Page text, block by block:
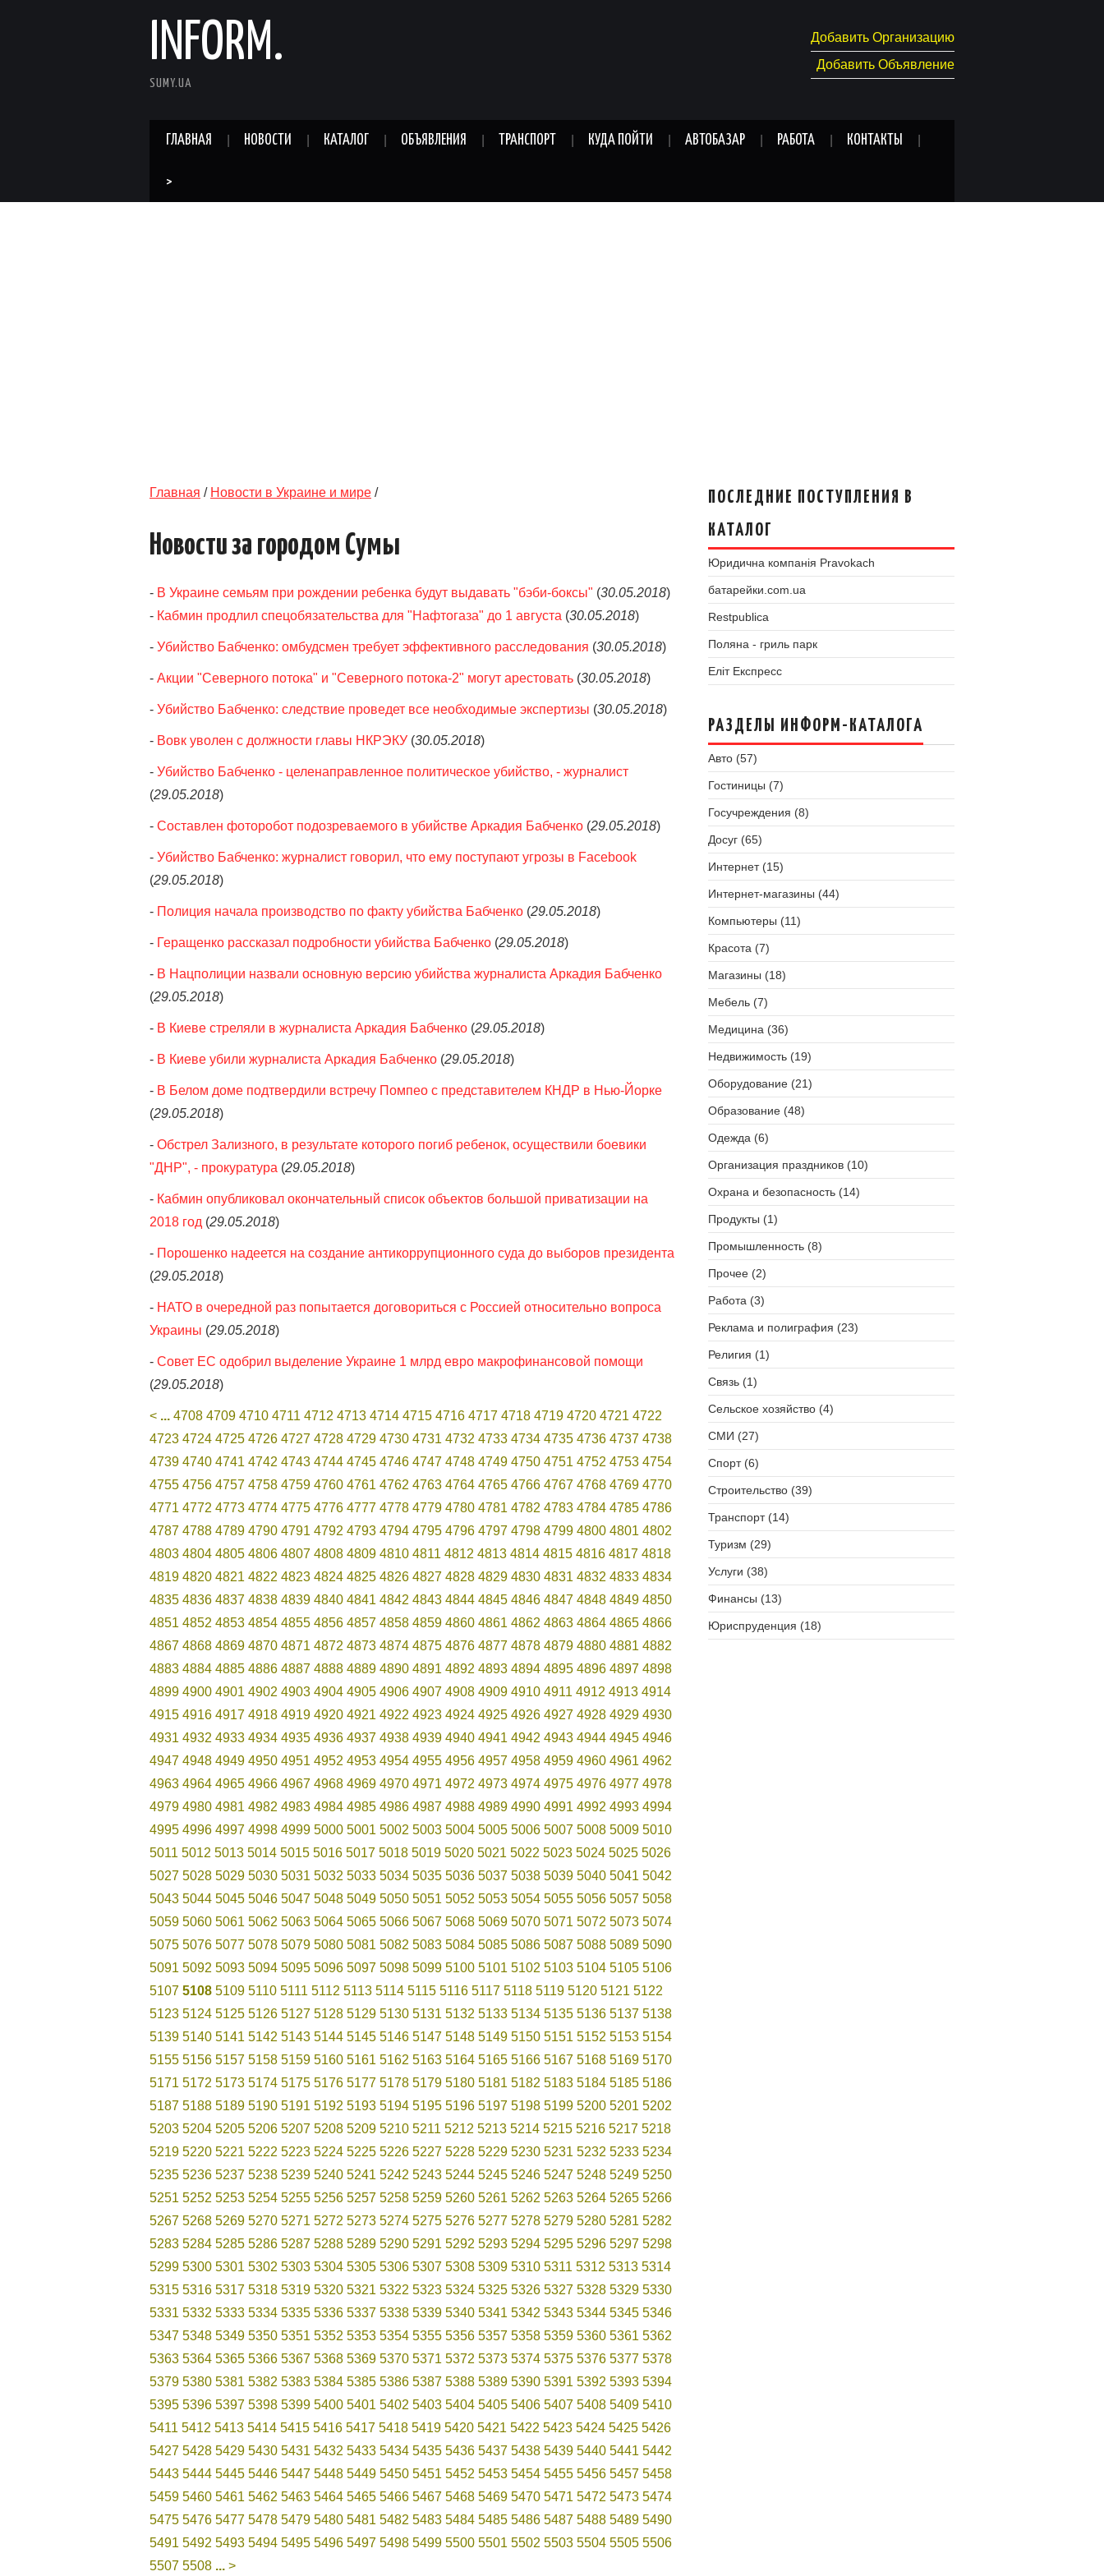
INFORM.
SUMY.UA
Добавить Организацию
Добавить Объявление
ГЛАВНАЯ НОВОСТИ КАТАЛОГ ОБЪЯВЛЕНИЯ ТРАНСПОРТ КУДА ПОЙТИ АВТОБАЗАР РАБОТА КОНТАКТЫ
>
Главная / Новости в Украине и мире /
Новости за городом Сумы
- В Украине семьям при рождении ребенка будут выдавать "бэби-боксы" (30.05.2018)
- Кабмин продлил спецобязательства для "Нафтогаза" до 1 августа (30.05.2018)
- Убийство Бабченко: омбудсмен требует эффективного расследования (30.05.2018)
- Акции "Северного потока" и "Северного потока-2" могут арестовать (30.05.2018)
- Убийство Бабченко: следствие проведет все необходимые экспертизы (30.05.2018)
- Вовк уволен с должности главы НКРЭКУ (30.05.2018)
- Убийство Бабченко - целенаправленное политическое убийство, - журналист
(29.05.2018)
- Составлен фоторобот подозреваемого в убийстве Аркадия Бабченко (29.05.2018)
- Убийство Бабченко: журналист говорил, что ему поступают угрозы в Facebook
(29.05.2018)
- Полиция начала производство по факту убийства Бабченко (29.05.2018)
- Геращенко рассказал подробности убийства Бабченко (29.05.2018)
- В Нацполиции назвали основную версию убийства журналиста Аркадия Бабченко
(29.05.2018)
- В Киеве стреляли в журналиста Аркадия Бабченко (29.05.2018)
- В Киеве убили журналиста Аркадия Бабченко (29.05.2018)
- В Белом доме подтвердили встречу Помпео с представителем КНДР в Нью-Йорке
(29.05.2018)
- Обстрел Зализного, в результате которого погиб ребенок, осуществили боевики
"ДНР", - прокуратура (29.05.2018)
- Кабмин опубликовал окончательный список объектов большой приватизации на
2018 год (29.05.2018)
- Порошенко надеется на создание антикоррупционного суда до выборов президента
(29.05.2018)
- НАТО в очередной раз попытается договориться с Россией относительно вопроса
Украины (29.05.2018)
- Совет ЕС одобрил выделение Украине 1 млрд евро макрофинансовой помощи
(29.05.2018)
< ... 4708 4709 4710 4711 4712 4713 4714 4715 4716 4717 4718 4719 4720 4721 4722
4723 4724 4725 4726 4727 4728 4729 4730 4731 4732 4733 4734 4735 4736 4737 4738
4739 4740 4741 4742 4743 4744 4745 4746 4747 4748 4749 4750 4751 4752 4753 4754
4755 4756 4757 4758 4759 4760 4761 4762 4763 4764 4765 4766 4767 4768 4769 4770
4771 4772 4773 4774 4775 4776 4777 4778 4779 4780 4781 4782 4783 4784 4785 4786
4787 4788 4789 4790 4791 4792 4793 4794 4795 4796 4797 4798 4799 4800 4801 4802
4803 4804 4805 4806 4807 4808 4809 4810 4811 4812 4813 4814 4815 4816 4817 4818
4819 4820 4821 4822 4823 4824 4825 4826 4827 4828 4829 4830 4831 4832 4833 4834
4835 4836 4837 4838 4839 4840 4841 4842 4843 4844 4845 4846 4847 4848 4849 4850
4851 4852 4853 4854 4855 4856 4857 4858 4859 4860 4861 4862 4863 4864 4865 4866
4867 4868 4869 4870 4871 4872 4873 4874 4875 4876 4877 4878 4879 4880 4881 4882
4883 4884 4885 4886 4887 4888 4889 4890 4891 4892 4893 4894 4895 4896 4897 4898
4899 4900 4901 4902 4903 4904 4905 4906 4907 4908 4909 4910 4911 4912 4913 4914
4915 4916 4917 4918 4919 4920 4921 4922 4923 4924 4925 4926 4927 4928 4929 4930
4931 4932 4933 4934 4935 4936 4937 4938 4939 4940 4941 4942 4943 4944 4945 4946
4947 4948 4949 4950 4951 4952 4953 4954 4955 4956 4957 4958 4959 4960 4961 4962
4963 4964 4965 4966 4967 4968 4969 4970 4971 4972 4973 4974 4975 4976 4977 4978
4979 4980 4981 4982 4983 4984 4985 4986 4987 4988 4989 4990 4991 4992 4993 4994
4995 4996 4997 4998 4999 5000 5001 5002 5003 5004 5005 5006 5007 5008 5009 5010
5011 5012 5013 5014 5015 5016 5017 5018 5019 5020 5021 5022 5023 5024 5025 5026
5027 5028 5029 5030 5031 5032 5033 5034 5035 5036 5037 5038 5039 5040 5041 5042
5043 5044 5045 5046 5047 5048 5049 5050 5051 5052 5053 5054 5055 5056 5057 5058
5059 5060 5061 5062 5063 5064 5065 5066 5067 5068 5069 5070 5071 5072 5073 5074
5075 5076 5077 5078 5079 5080 5081 5082 5083 5084 5085 5086 5087 5088 5089 5090
5091 5092 5093 5094 5095 5096 5097 5098 5099 5100 5101 5102 5103 5104 5105 5106
5107 5108 5109 5110 5111 5112 5113 5114 5115 5116 5117 5118 5119 5120 5121 5122
5123 5124 5125 5126 5127 5128 5129 5130 5131 5132 5133 5134 5135 5136 5137 5138
5139 5140 5141 5142 5143 5144 5145 5146 5147 5148 5149 5150 5151 5152 5153 5154
5155 5156 5157 5158 5159 5160 5161 5162 5163 5164 5165 5166 5167 5168 5169 5170
5171 5172 5173 5174 5175 5176 5177 5178 5179 5180 5181 5182 5183 5184 5185 5186
5187 5188 5189 5190 5191 5192 5193 5194 5195 5196 5197 5198 5199 5200 5201 5202
5203 5204 5205 5206 5207 5208 5209 5210 5211 5212 5213 5214 5215 5216 5217 5218
5219 5220 5221 5222 5223 5224 5225 5226 5227 5228 5229 5230 5231 5232 5233 5234
5235 5236 5237 5238 5239 5240 5241 5242 5243 5244 5245 5246 5247 5248 5249 5250
5251 5252 5253 5254 5255 5256 5257 5258 5259 5260 5261 5262 5263 5264 5265 5266
5267 5268 5269 5270 5271 5272 5273 5274 5275 5276 5277 5278 5279 5280 5281 5282
5283 5284 5285 5286 5287 5288 5289 5290 5291 5292 5293 5294 5295 5296 5297 5298
5299 5300 5301 5302 5303 5304 5305 5306 5307 5308 5309 5310 5311 5312 5313 5314
5315 5316 5317 5318 5319 5320 5321 5322 5323 5324 5325 5326 5327 5328 5329 5330
5331 5332 5333 5334 5335 5336 5337 5338 5339 5340 5341 5342 5343 5344 5345 5346
5347 5348 5349 5350 5351 5352 5353 5354 5355 5356 5357 5358 5359 5360 5361 5362
5363 5364 5365 5366 5367 5368 5369 5370 5371 5372 5373 5374 5375 5376 5377 5378
5379 5380 5381 5382 5383 5384 5385 5386 5387 5388 5389 5390 5391 5392 5393 5394
5395 5396 5397 5398 5399 5400 5401 5402 5403 5404 5405 5406 5407 5408 5409 5410
5411 5412 5413 5414 5415 5416 5417 5418 5419 5420 5421 5422 5423 5424 5425 5426
5427 5428 5429 5430 5431 5432 5433 5434 5435 5436 5437 5438 5439 5440 5441 5442
5443 5444 5445 5446 5447 5448 5449 5450 5451 5452 5453 5454 5455 5456 5457 5458
5459 5460 5461 5462 5463 5464 5465 5466 5467 5468 5469 5470 5471 5472 5473 5474
5475 5476 5477 5478 5479 5480 5481 5482 5483 5484 5485 5486 5487 5488 5489 5490
5491 5492 5493 5494 5495 5496 5497 5498 5499 5500 5501 5502 5503 5504 5505 5506
5507 5508 ... >
ПОСЛЕДНИЕ ПОСТУПЛЕНИЯ В
КАТАЛОГ
Юридична компанія Pravokach
батарейки.com.ua
Restpublica
Поляна - гриль парк
Еліт Експресс
РАЗДЕЛЫ ИНФОРМ-КАТАЛОГА
Авто (57)
Гостиницы (7)
Госучреждения (8)
Досуг (65)
Интернет (15)
Интернет-магазины (44)
Компьютеры (11)
Красота (7)
Магазины (18)
Мебель (7)
Медицина (36)
Недвижимость (19)
Оборудование (21)
Образование (48)
Одежда (6)
Организация праздников (10)
Охрана и безопасность (14)
Продукты (1)
Промышленность (8)
Прочее (2)
Работа (3)
Реклама и полиграфия (23)
Религия (1)
Связь (1)
Сельское хозяйство (4)
СМИ (27)
Спорт (6)
Строительство (39)
Транспорт (14)
Туризм (29)
Услуги (38)
Финансы (13)
Юриспруденция (18)